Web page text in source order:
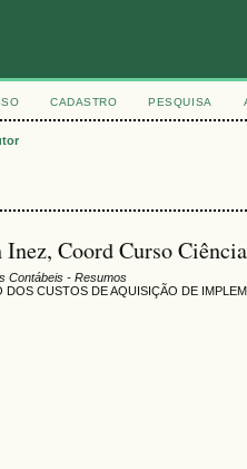
CADASTRO PESQUISA
Coord Curso
Contábeis - Resumos
DOS CUSTOS DE AQUISIÇÃO DE